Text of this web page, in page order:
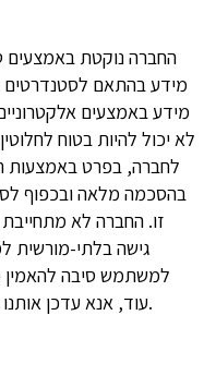
החברה נוקטת באמצעים
מידע בהתאם לסטנדרטים
מידע באמצעים
לא יכול להיות בטוח
לחברה, בפרט
בהסכמה מלאה ובכפוף
זו. החברה לא
גישה בלתי-מורשית
למשתמש סיבה להאמין
עוד, אנא עדכן אותנו באמצעי יצירת קשר שמופיעים באתר.